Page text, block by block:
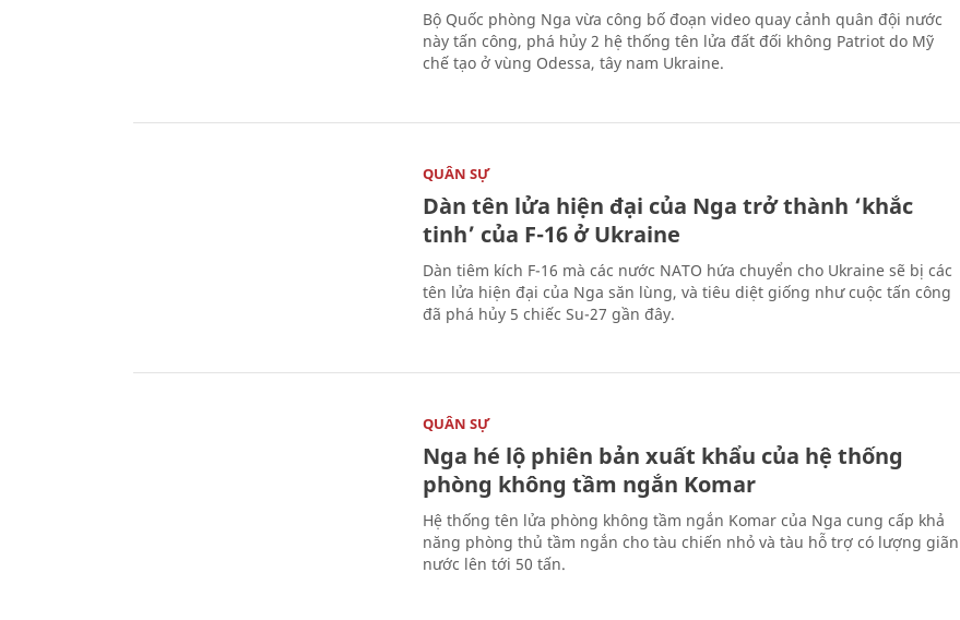
Bộ Quốc phòng Nga vừa công bố đoạn video quay cảnh quân đội nước
này tấn công, phá hủy 2 hệ thống tên lửa đất đối không Patriot do Mỹ
chế tạo ở vùng Odessa, tây nam Ukraine.
QUÂN SỰ
Dàn tên lửa hiện đại của Nga trở thành ‘khắc
tinh’ của F-16 ở Ukraine
Dàn tiêm kích F-16 mà các nước NATO hứa chuyển cho Ukraine sẽ bị các
tên lửa hiện đại của Nga săn lùng, và tiêu diệt giống như cuộc tấn công
đã phá hủy 5 chiếc Su-27 gần đây.
QUÂN SỰ
Nga hé lộ phiên bản xuất khẩu của hệ thống
phòng không tầm ngắn Komar
Hệ thống tên lửa phòng không tầm ngắn Komar của Nga cung cấp khả
năng phòng thủ tầm ngắn cho tàu chiến nhỏ và tàu hỗ trợ có lượng giãn
nước lên tới 50 tấn.